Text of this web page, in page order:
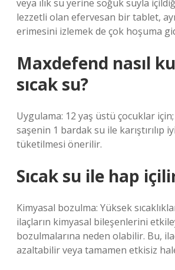
veya ılık su yerine soğuk suyla
lezzetli olan efervesan bir tablet,
erimesini izlemek de çok hoşuma
Maxdefend nasıl
sıcak su?
Uygulama: 12 yaş üstü çocuklar
saşenin 1 bardak su ile karıştırılıp
tüketilmesi önerilir.
Sıcak su ile hap
Kimyasal bozulma: Yüksek
ilaçların kimyasal bileşenlerini
bozulmalarına neden olabilir. Bu,
azaltabilir veya tamamen etkisiz